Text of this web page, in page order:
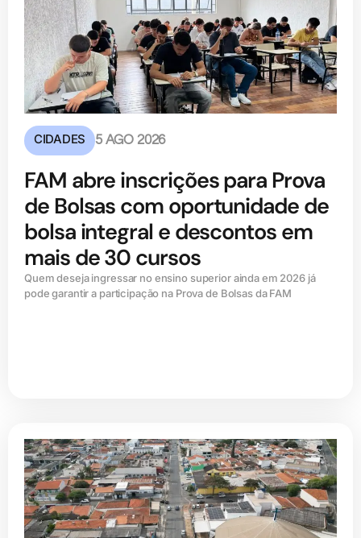
CIDADES 5 AGO 2026
FAM abre inscrições para Prova
de Bolsas com oportunidade de
bolsa integral e descontos em
mais de 30 cursos
Quem deseja ingressar no ensino superior ainda em 2026 já
pode garantir a participação na Prova de Bolsas da FAM